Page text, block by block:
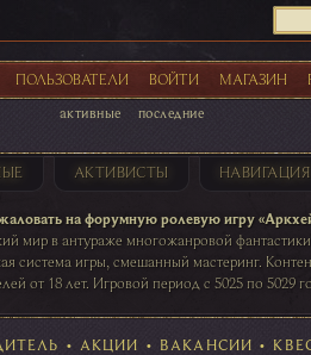
ПОЛЬЗОВАТЕЛИ ВОЙТИ МАГАЗИН
активные последние
АКТИВИСТЫ НАВИГАЦИЯ
на форумную ролевую игру
мир в антураже многожанровой фантастики,
система игры, смешанный мастеринг.
от 18 лет. Игровой период с 5025 по 5029
таблице игровой активности
31 ПОСТОВ 29 ПОСТОВ 24 ПОСТОВ
• АКЦИИ • ВАКАНСИИ •